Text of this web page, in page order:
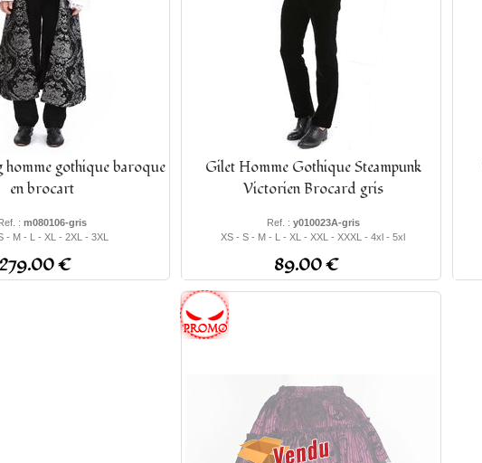
homme gothique baroque
en brocart
: m080106-gris
- M - L - XL - 2XL - 3XL
279.00 €
Gilet Homme Gothique Steampunk
Victorien Brocard gris
Ref. : y010023A-gris
XS - S - M - L - XL - XXL - XXXL - 4xl - 5xl
89.00 €